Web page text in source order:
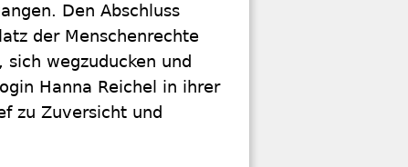
Den Abschluss
der Menschenrechte
sich wegzuducken und
Hanna Reichel in ihrer
zu Zuversicht und